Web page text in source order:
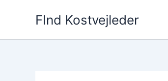
FInd Kostvejleder